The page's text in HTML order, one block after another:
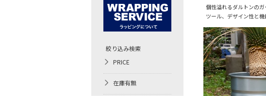
個性溢れるダルトンの
ツール、デザイン性と
絞り込み検索
PRICE
在庫有無